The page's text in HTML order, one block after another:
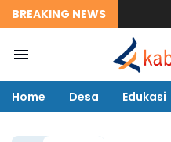
BREAKING NEWS
Home Desa Edukasi